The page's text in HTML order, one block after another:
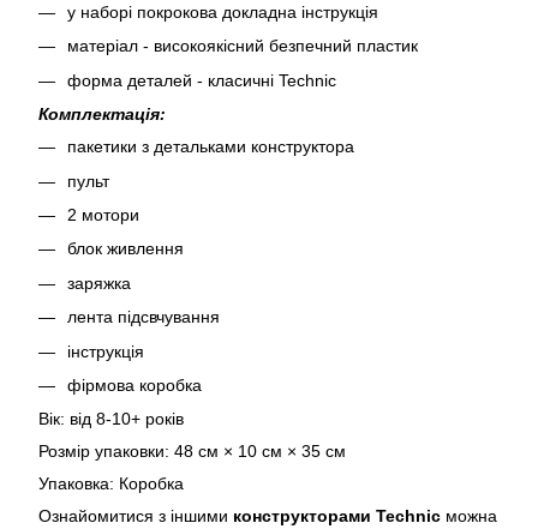
у наборі покрокова докладна інструкція
матеріал - високоякісний безпечний пластик
форма деталей - класичні Technic
Комплектація:
пакетики з детальками конструктора
пульт
2 мотори
блок живлення
заряжка
лента підсвчування
інструкція
фірмова коробка
Вік: від 8-10+ років
Розмір упаковки: 48 см × 10 см × 35 см
Упаковка: Коробка
Ознайомитися з іншими конструкторами Technic можна